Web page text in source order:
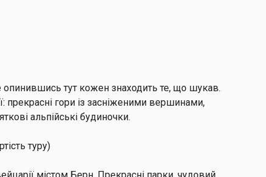
опинившись тут кожен знаходить те, що шукав.
прекрасні гори із засніженими вершинами,
альпійські будиночки.
туру)
містом Берн. Прекрасні парки, чудовий